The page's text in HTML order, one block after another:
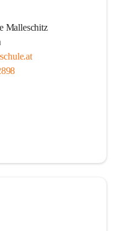
Malleschitz